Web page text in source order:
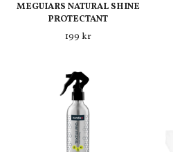
MEGUIARS NATURAL SHINE
PROTECTANT
199 kr